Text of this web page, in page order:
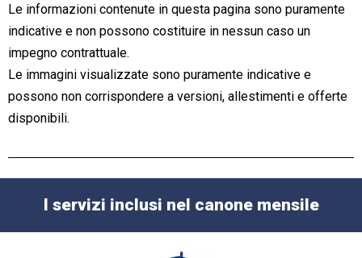
Le informazioni contenute in questa pagina sono puramente
indicative e non possono costituire in nessun caso un
impegno contrattuale.
Le immagini visualizzate sono puramente indicative e
possono non corrispondere a versioni, allestimenti e offerte
disponibili.
I servizi inclusi nel canone mensile